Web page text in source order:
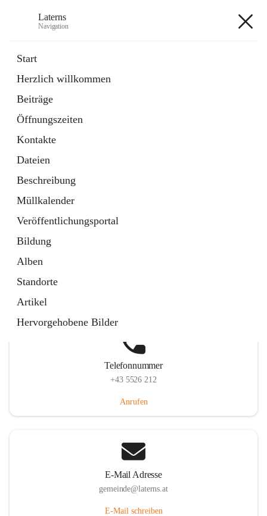
Laterns
Navigation
Start
Herzlich willkommen
Beiträge
Öffnungszeiten
Kontakte
Dateien
Beschreibung
Müllkalender
Veröffentlichungsportal
Bildung
Alben
Standorte
Artikel
Hervorgehobene Bilder
11 Schnellzugriffe
Soziales
1 Schnellzugriff
Telefonnummer
+43 5526 212
Anrufen
E-Mail Adresse
gemeinde@laterns.at
E-Mail schreiben